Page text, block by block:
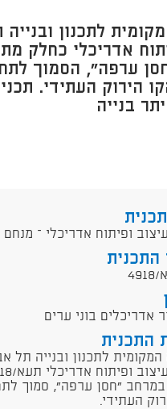
לתכנון
ערפה", הסמוך
הירוק העתידי.
בנייה
ופיתוח אדריכלי – מנחם
אדריכלים בוני ערים
התכנית
"חסן ערפה", סמוך
העתידי.